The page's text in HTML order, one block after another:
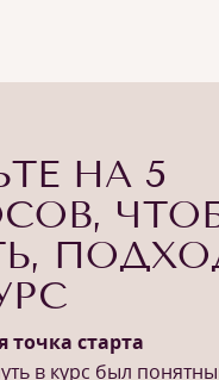
НА 5
точка старта
в курс был